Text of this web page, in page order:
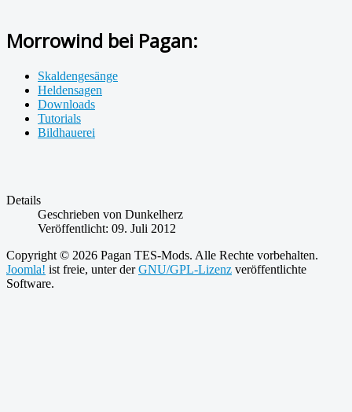
Morrowind bei Pagan:
Skaldengesänge
Heldensagen
Downloads
Tutorials
Bildhauerei
Details
Geschrieben von Dunkelherz
Veröffentlicht: 09. Juli 2012
Copyright © 2026 Pagan TES-Mods. Alle Rechte vorbehalten.
Joomla! ist freie, unter derGNU/GPL-Lizenz veröffentlichte
Software.